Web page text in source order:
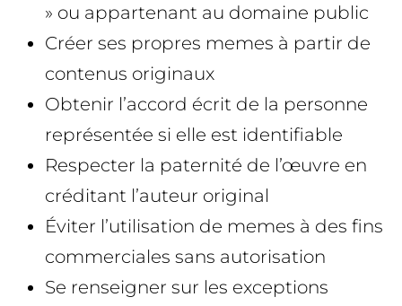
» ou appartenant au domaine public
Créer ses propres memes à partir de
contenus originaux
Obtenir l’accord écrit de la personne
représentée si elle est identifiable
Respecter la paternité de l’œuvre en
créditant l’auteur original
Éviter l’utilisation de memes à des fins
commerciales sans autorisation
Se renseigner sur les exceptions